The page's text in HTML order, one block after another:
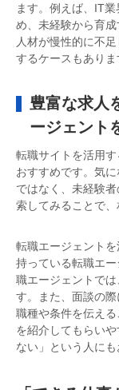
ます。例えば、IT
め、未経験から育
人材が慢性的に不
するケースもありま
豊富な求人
ージェント
転職サイトを活用
おすすめです。気
ではなく、未経験
索してみることで、
転職エージェント
持っている転職エ
職エージェントで
す。また、面談の
職種や条件を伝え
を紹介してもらい
ない」という人にも